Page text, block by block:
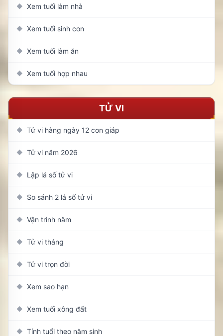
◆ Xem tuổi làm nhà
◆ Xem tuổi sinh con
◆ Xem tuổi làm ăn
◆ Xem tuổi hợp nhau
TỬ VI
◆ Tử vi hàng ngày 12 con giáp
◆ Tử vi năm 2026
◆ Lập lá số tử vi
◆ So sánh 2 lá số tử vi
◆ Vận trình năm
◆ Tử vi tháng
◆ Tử vi trọn đời
◆ Xem sao hạn
◆ Xem tuổi xông đất
◆ Tính tuổi theo năm sinh